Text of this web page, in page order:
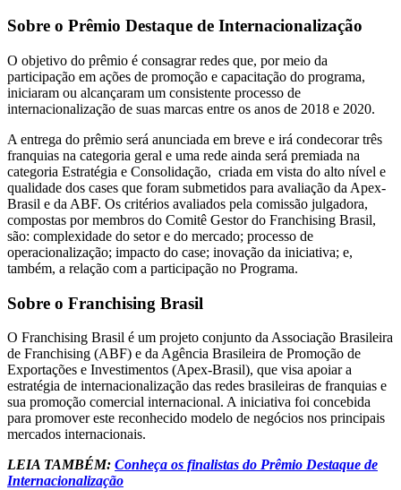
Sobre o Prêmio Destaque de Internacionalização
O objetivo do prêmio é consagrar redes que, por meio da
participação em ações de promoção e capacitação do programa,
iniciaram ou alcançaram um consistente processo de
internacionalização de suas marcas entre os anos de 2018 e 2020.
A entrega do prêmio será anunciada em breve e irá condecorar três
franquias na categoria geral e uma rede ainda será premiada na
categoria Estratégia e Consolidação, criada em vista do alto nível e
qualidade dos cases que foram submetidos para avaliação da Apex-
Brasil e da ABF. Os critérios avaliados pela comissão julgadora,
compostas por membros do Comitê Gestor do Franchising Brasil,
são: complexidade do setor e do mercado; processo de
operacionalização; impacto do case; inovação da iniciativa; e,
também, a relação com a participação no Programa.
Sobre o Franchising Brasil
O Franchising Brasil é um projeto conjunto da Associação Brasileira
de Franchising (ABF) e da Agência Brasileira de Promoção de
Exportações e Investimentos (Apex-Brasil), que visa apoiar a
estratégia de internacionalização das redes brasileiras de franquias e
sua promoção comercial internacional. A iniciativa foi concebida
para promover este reconhecido modelo de negócios nos principais
mercados internacionais.
LEIA TAMBÉM: Conheça os finalistas do Prêmio Destaque de
Internacionalização